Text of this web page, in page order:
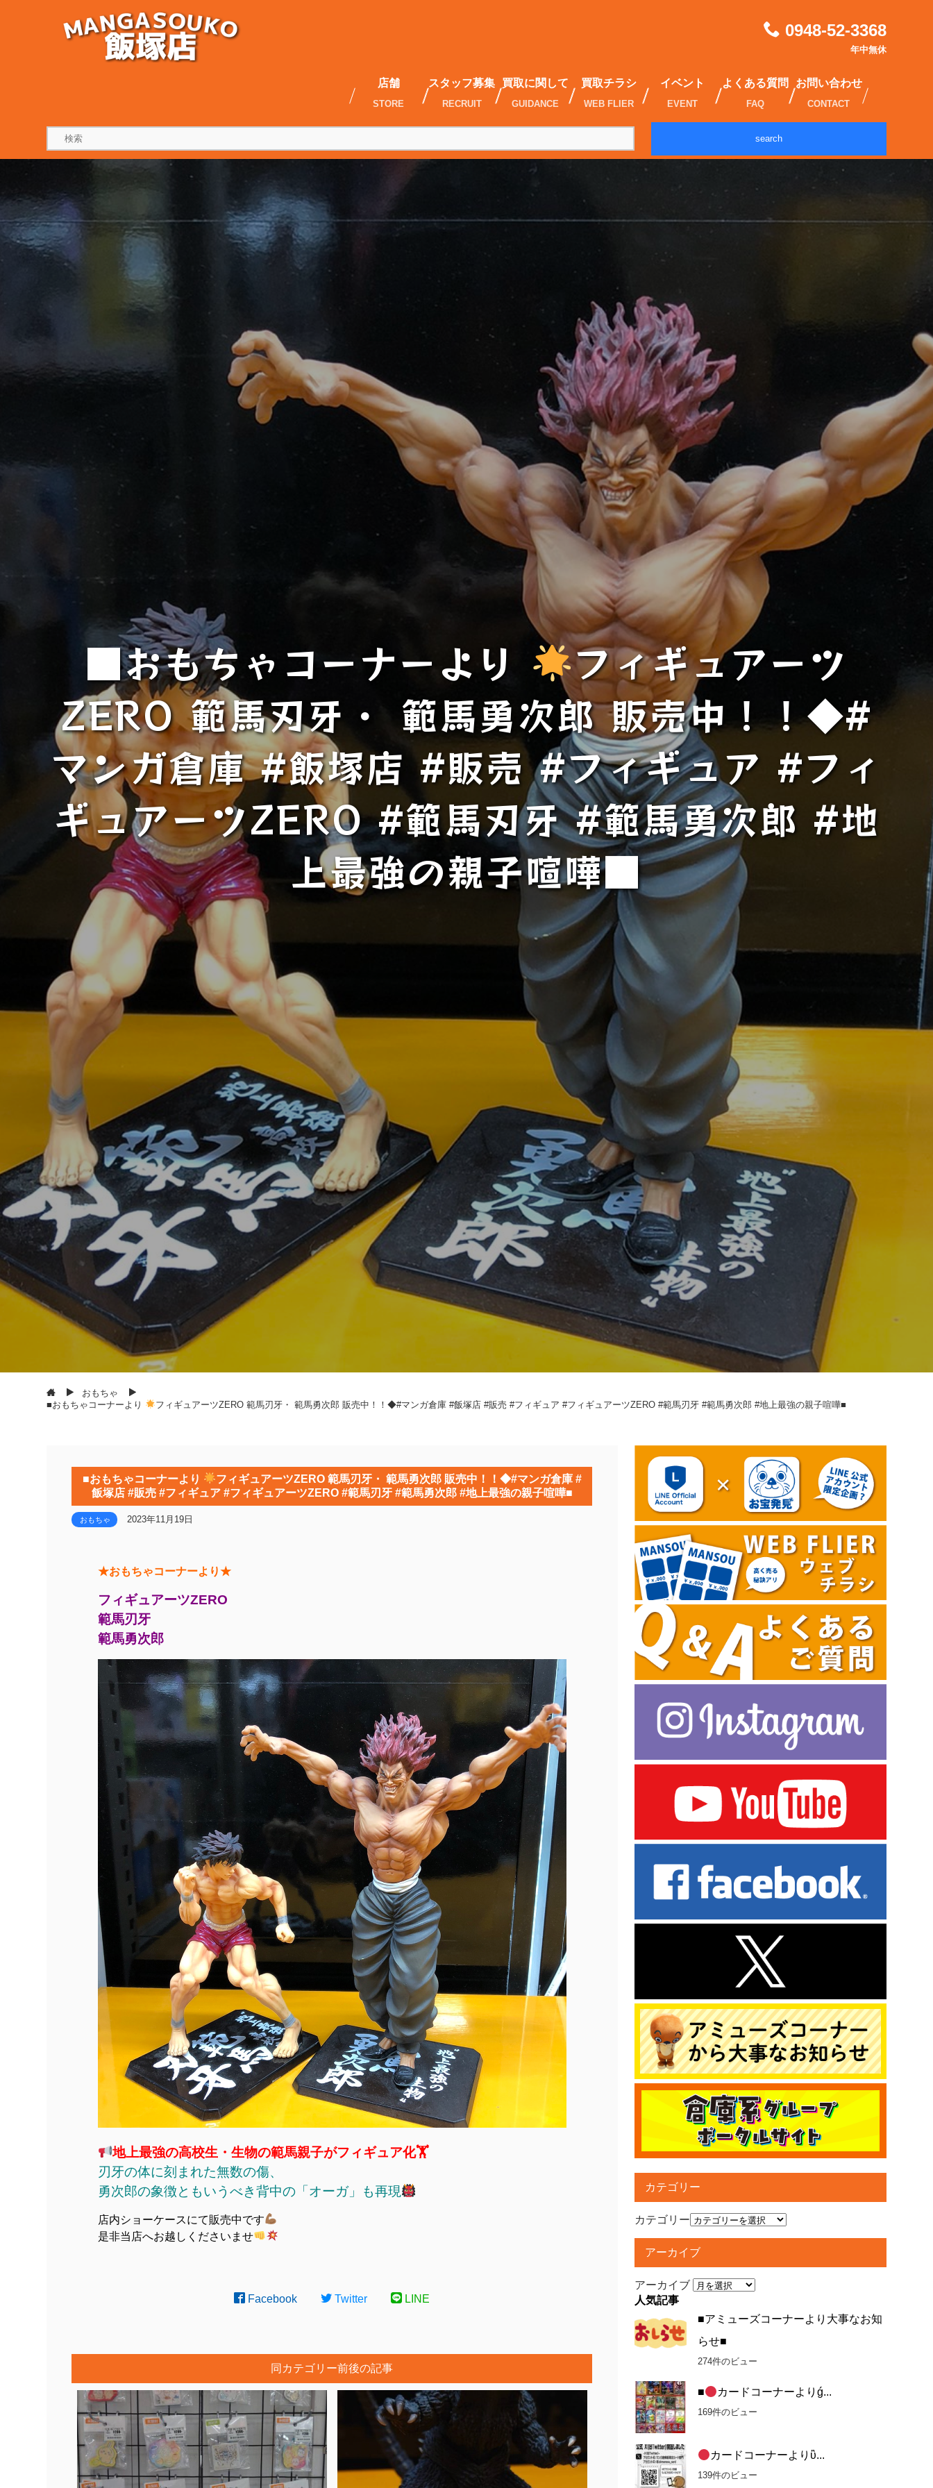
0948-52-3368
年中無休
店舗
STORE
スタッフ募集
RECRUIT
買取に関して
GUIDANCE
買取チラシ
WEB FLIER
イベント
EVENT
よくある質問
FAQ
お問い合わせ
CONTACT
search
■おもちゃコーナーより
フィギュアーツ
ZERO 範馬刃牙・ 範馬勇次郎 販売中！！◆#
マンガ倉庫 #飯塚店 #販売 #フィギュア #フィ
ギュアーツZERO #範馬刃牙 #範馬勇次郎 #地
上最強の親子喧嘩■
おもちゃ
■おもちゃコーナーより
フィギュアーツZERO 範馬刃牙・ 範馬勇次郎 販売中！！◆#マンガ倉庫 #飯塚店 #販売 #フィギュア #フィギュアーツZERO #範馬刃牙 #範馬勇次郎 #地上最強の親子喧嘩■
■おもちゃコーナーより
フィギュアーツZERO 範馬刃牙・ 範馬勇次郎 販売中！！◆#マンガ倉庫 #
飯塚店 #販売 #フィギュア #フィギュアーツZERO #範馬刃牙 #範馬勇次郎 #地上最強の親子喧嘩■
おもちゃ 2023年11月19日
★おもちゃコーナーより★
フィギュアーツZERO
範馬刃牙
範馬勇次郎
地上最強の高校生・生物の範馬親子がフィギュア化🏋
刃牙の体に刻まれた無数の傷、
勇次郎の象徴ともいうべき背中の「オーガ」も再現
店内ショーケースにて販売中です
是非当店へお越しくださいませ
Facebook Twitter LINE
同カテゴリー前後の記事
カテゴリー
カテゴリー
アーカイブ
アーカイブ
人気記事
■アミューズコーナーより大事なお知
らせ■
274件のビュー
■ カードコーナーよりǵ...
169件のビュー
カードコーナーよりὓ...
139件のビュー